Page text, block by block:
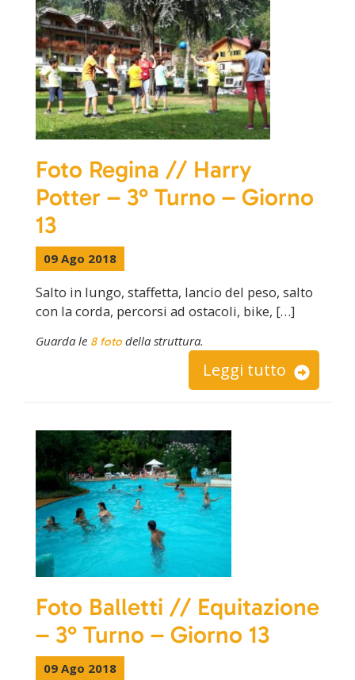
Foto Regina // Harry
Potter – 3° Turno – Giorno
13
09 Ago 2018
Salto in lungo, staffetta, lancio del peso, salto
con la corda, percorsi ad ostacoli, bike, […]
Guarda le 8 foto della struttura.
Leggi tutto
Foto Balletti // Equitazione
– 3° Turno – Giorno 13
09 Ago 2018